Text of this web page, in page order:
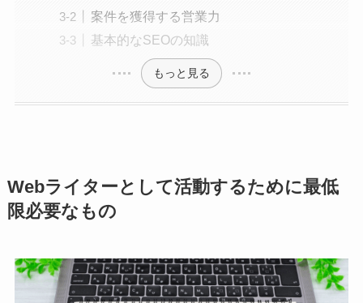
案件を獲得する営業力
基本的なSEOの知識
もっと見る
Webライターとして活動するために最低
限必要なもの